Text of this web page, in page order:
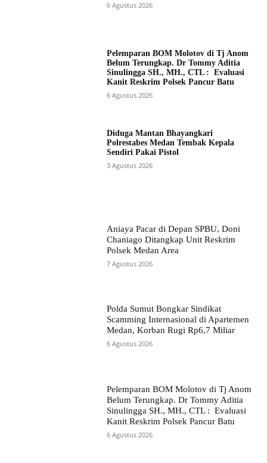
6 Agustus 2026
Pelemparan BOM Molotov di Tj Anom
Belum Terungkap. Dr Tommy Aditia
Sinulingga SH., MH., CTL : Evaluasi
Kanit Reskrim Polsek Pancur Batu
6 Agustus 2026
Diduga Mantan Bhayangkari
Polrestabes Medan Tembak Kepala
Sendiri Pakai Pistol
3 Agustus 2026
Aniaya Pacar di Depan SPBU, Doni
Chaniago Ditangkap Unit Reskrim
Polsek Medan Area
7 Agustus 2026
Polda Sumut Bongkar Sindikat
Scamming Internasional di Apartemen
Medan, Korban Rugi Rp6,7 Miliar
6 Agustus 2026
Pelemparan BOM Molotov di Tj Anom
Belum Terungkap. Dr Tommy Aditia
Sinulingga SH., MH., CTL : Evaluasi
Kanit Reskrim Polsek Pancur Batu
6 Agustus 2026